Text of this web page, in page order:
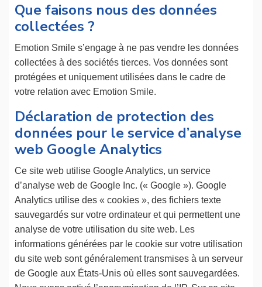
Que faisons nous des données
collectées ?
Emotion Smile s’engage à ne pas vendre les données
collectées à des sociétés tierces. Vos données sont
protégées et uniquement utilisées dans le cadre de
votre relation avec Emotion Smile.
Déclaration de protection des
données pour le service d’analyse
web Google Analytics
Ce site web utilise Google Analytics, un service
d’analyse web de Google Inc. (« Google »). Google
Analytics utilise des « cookies », des fichiers texte
sauvegardés sur votre ordinateur et qui permettent une
analyse de votre utilisation du site web. Les
informations générées par le cookie sur votre utilisation
du site web sont généralement transmises à un serveur
de Google aux États-Unis où elles sont sauvegardées.